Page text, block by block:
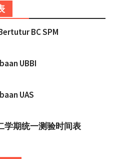
BC SPM
UBBI
UAS
学期统一测验时间表